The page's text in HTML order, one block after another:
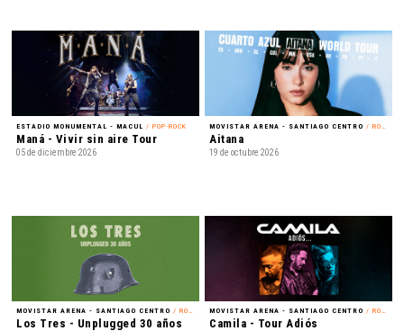
CONOZCÁMONOS
Acerca de nosotros
TRABAJEMOS JUNTOS
¿Tienes un evento?